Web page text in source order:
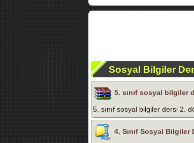
Sosyal Bilgiler
5. sınıf sosyal bilgiler
5. sınıf sosyal bilgiler dersi 2.
4. Sınıf Sosyal Bilgiler